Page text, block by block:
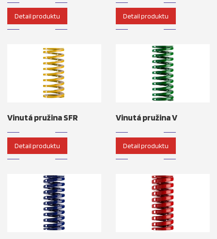
Detail produktu Detail produktu
Vinutá pružina SFR
Detail produktu
Vinutá pružina V
Detail produktu